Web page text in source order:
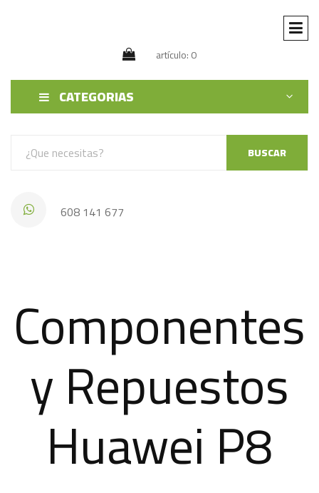
artículo: 0
CATEGORIAS
BUSCAR
608 141 677
Componentes
y Repuestos
Huawei P8